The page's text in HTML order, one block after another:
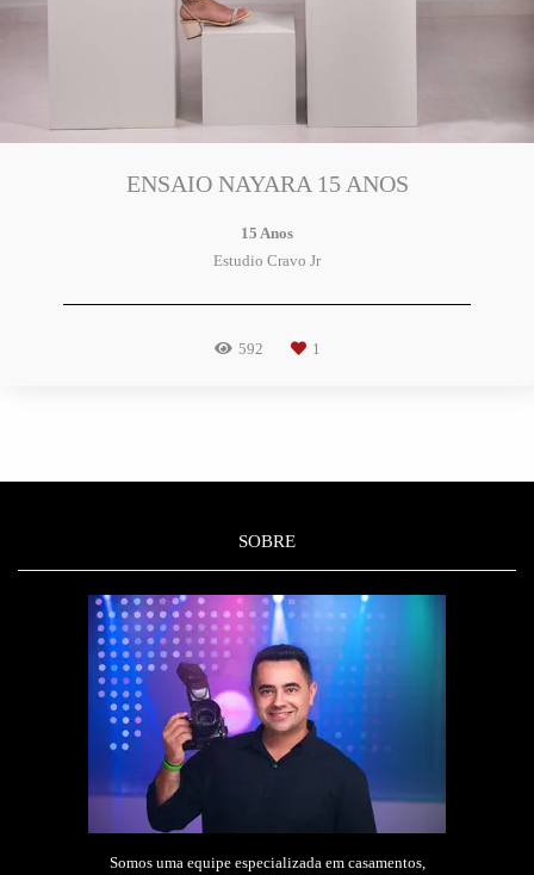
ENSAIO NAYARA 15 ANOS
15 Anos
Estudio Cravo Jr
592 1
SOBRE
Somos uma equipe especializada em casamentos,